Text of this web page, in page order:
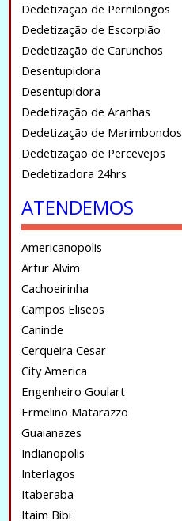
Dedetização de Pernilongos
Dedetização de Escorpião
Dedetização de Carunchos
Desentupidora
Desentupidora
Dedetização de Aranhas
Dedetização de Marimbondos
Dedetização de Percevejos
Dedetizadora 24hrs
ATENDEMOS
Americanopolis
Artur Alvim
Cachoeirinha
Campos Eliseos
Caninde
Cerqueira Cesar
City America
Engenheiro Goulart
Ermelino Matarazzo
Guaianazes
Indianopolis
Interlagos
Itaberaba
Itaim Bibi